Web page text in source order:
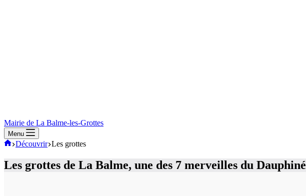
Mairie de La Balme-les-Grottes
Menu
Mairie
Balme-
Découvrir Les grottes
Les grottes de La Balme, une des 7 merveilles du Dauphiné